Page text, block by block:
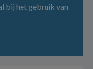
bij het gebruik van